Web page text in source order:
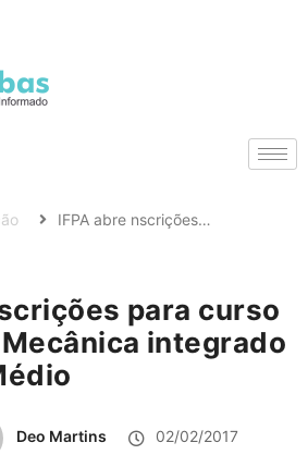
IFPA abre nscrições…
para curso
integrado
Deo Martins 02/02/2017